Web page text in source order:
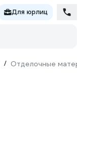
Для юрлиц
/ Отделочные